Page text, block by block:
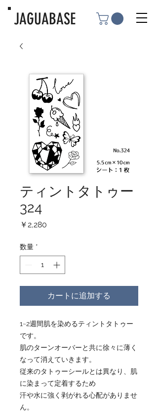
JAGUABASE
ティントタトゥー
324
￥2,280
数量 *
カートに追加する
1~2週間肌を染めるティントタトゥー
です。
肌のターンオーバーと共に徐々に薄く
なって消えていきます。
従来のタトゥーシールとは異なり、肌
に染まって定着するため
汗や水に強く剥がれる心配がありませ
ん。